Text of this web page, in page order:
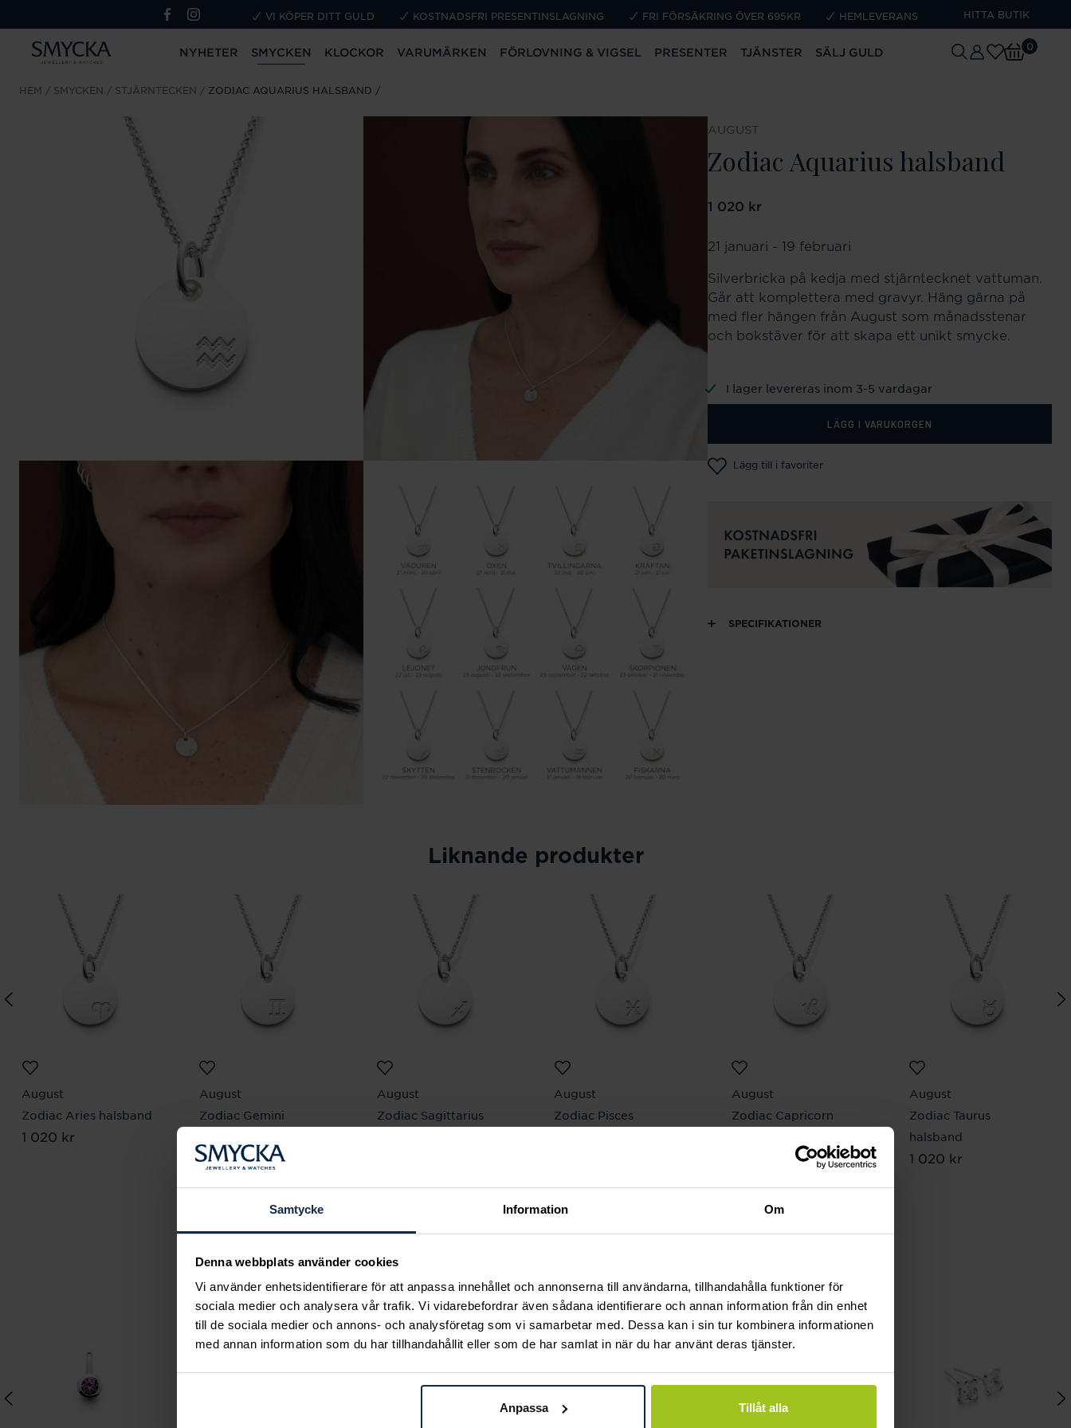
Samtycke Information Om
Denna webbplats använder cookies
Vi använder enhetsidentifierare för att anpassa innehållet och annonserna till användarna, tillhandahålla funktioner för
sociala medier och analysera vår trafik. Vi vidarebefordrar även sådana identifierare och annan information från din enhet
till de sociala medier och annons- och analysföretag som vi samarbetar med. Dessa kan i sin tur kombinera informationen
med annan information som du har tillhandahållit eller som de har samlat in när du har använt deras tjänster.
Anpassa Tillåt alla
VI KÖPER DITT GULD KOSTNADSFRI PRESENTINSLAGNING FRI FÖRSÄKRING ÖVER 695KR HEMLEVERANS HITTA BUTIK
NYHETER SMYCKEN KLOCKOR VARUMÄRKEN FÖRLOVNING & VIGSEL PRESENTER TJÄNSTER SÄLJ GULD 0
HEM SMYCKEN STJÄRNTECKEN ZODIAC AQUARIUS HALSBAND
AUGUST
Zodiac Aquarius halsband
Pris:1 020 kr
1 020 kr
21 januari - 19 februari
Silverbricka på kedja med stjärntecknet vattuman.
Går att komplettera med gravyr. Häng gärna på
med fler hängen från August som månadsstenar
och bokstäver för att skapa ett unikt smycke.
I lager levereras inom 3-5 vardagar
LÄGG I VARUKORGEN
Lägg till i favoriter
SPECIFIKATIONER
Liknande produkter
August
Zodiac Aries halsband
Pris:1 020 kr
1 020 kr
August
Zodiac Gemini
Pris: 1 020 kr
1 020 kr
August
Zodiac Sagittarius
August
Zodiac Pisces
August
Zodiac Capricorn
1 020 kr
August
Zodiac Taurus
halsband
Pris:1 020 kr
1 020 kr